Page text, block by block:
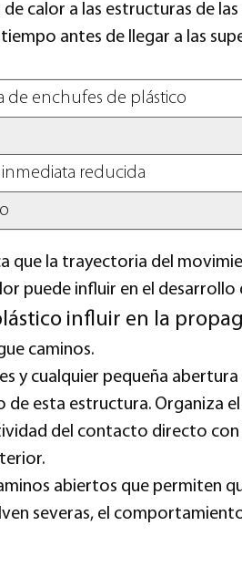
calor a las estructuras de
antes de llegar a las
de enchufes de plástico
inmediata reducida
que la trayectoria del
puede influir en el desarrollo
influir en la
caminos.
y cualquier pequeña
esta estructura. Organiza
del contacto directo
abiertos que permiten
severas, el